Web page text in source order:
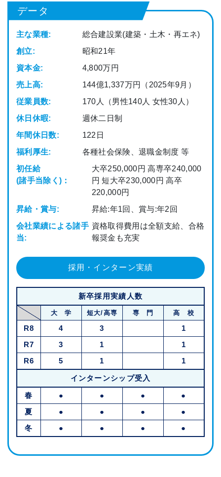
データ
主な業種:
総合建設業(建築・土木・再エネ)
創立:
昭和21年
資本金:
4,800万円
売上高:
144億1,337万円（2025年9月）
従業員数:
170人（男性140人 女性30人）
休日休暇:
週休二日制
年間休日数:
122日
福利厚生:
各種社会保険、退職金制度 等
初任給
(諸手当除く)：
大卒250,000円 高専卒240,000
円 短大卒230,000円 高卒
220,000円
昇給・賞与:
昇給:年1回、賞与:年2回
会社業績による諸手
当:
資格取得費用は全額支給、合格
報奨金も充実
採用・インターン実績
新卒採用実績人数
大 学 短大/高専 専 門 高 校
R8 4 3
1
R7
3 1
1
R6
5 1 1
インターンシップ受入
春 ● ● ●
●
夏
● ● ●
●
冬
● ● ● ●